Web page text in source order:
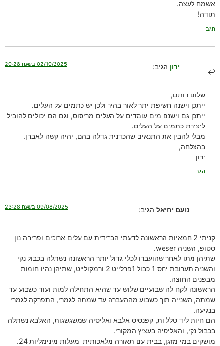
אשמח לעצה.
תודה!
הגב
ירון הגיב: 02/10/2025 בשעה 20:28
שלום רותם,
ייתכן וישנה חשיפת יתר לאור בהיר ולכן יש כתמים על העלים.
ייתכן גם וישנם מים עומדים על העלים מריסוס, וגם הם יכולים להוביל
ליצירת כתמים על העלים.
מבלי להבין את התנאים שהכדנית גדלה בהם, יהיה קשה לאבחן.
בהצלחה,
ירון
הגב
נועם יחיאל הגיב: 09/08/2025 בשעה 23:28
קניתי 2 חמאיות הראשונה לדעתי הברידית עם עלים ארוכים ופריחה נון
סטופ, השניה weser.
שתיהן מתו לאחר שהועברו לכלי גדול יותר הראשונה נשתלה בכבול נקי
והשניה תערובת יחס 1 כבול 1פרלייט 2 ורמקולייט, שתיהן נהיו חומות
מבפנים החוצה.
הראשונה לקח לה שבועיים שלוש עד שהיא התחילה למות ועוד כשבוע עד
שמתה, השנייה תוך כשבוע מההעברה עד שמתה לגמרי, התפרקה לגמרי
בנגיעה.
הם חיות ליד טלליות, קפנסיס אלבא ואליסיה שמשגשגות, האלבא נשתלה
בכבול נקי, והאליסיה בעציץ המקורי.
מושקים במי מזגן, בבית עם תאורה מלאכותית, מעלות מינימליות 24.